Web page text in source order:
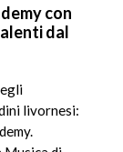
con
dal
livornesi: